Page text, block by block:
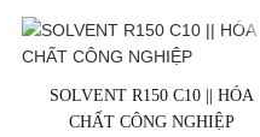
SOLVENT R150 C10 || HÓA
CHẤT CÔNG NGHIỆP